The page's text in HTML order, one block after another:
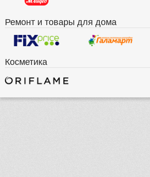
Ремонт и товары для дома
Косметика